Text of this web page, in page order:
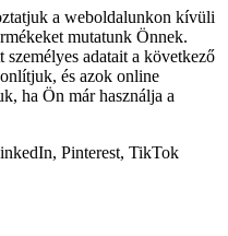
a weboldalunkon kívüli
mutatunk Önnek.
adatait a következő
és azok online
ha Ön már használja a
Pinterest, TikTok